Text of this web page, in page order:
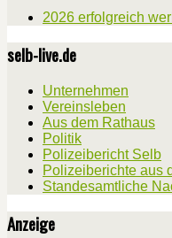
2026 erfolgreich
selb-live.de
Unternehmen
Vereinsleben
Aus dem Rathaus
Politik
Polizeibericht Selb
Polizeiberichte aus
Standesamtliche
Anzeige